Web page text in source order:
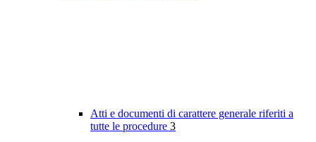
Atti e documenti di carattere generale riferiti a
tutte le procedure 3